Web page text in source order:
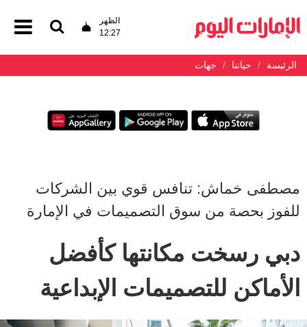
الظهر
12:27
الرئيسة حياتنا جهات
مصطفى خماش: تنافس قوي بين الشركات
للفوز بحصة من سوق التصميمات في الإمارة
دبي رسخت مكانتها كأفضل
الأماكن للتصميمات الإبداعية